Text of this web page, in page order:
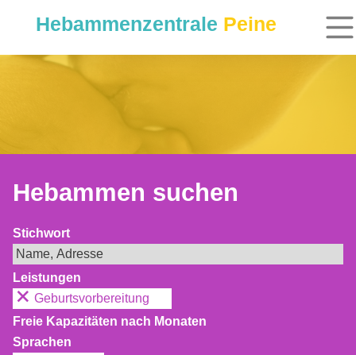
Hebammenzentrale Peine
Hebammen suchen
Stichwort
Leistungen
Geburtsvorbereitung
Freie Kapazitäten nach Monaten
Sprachen